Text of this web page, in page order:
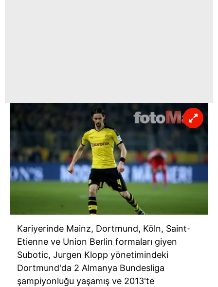
Kariyerinde Mainz, Dortmund, Köln, Saint-
Etienne ve Union Berlin formaları giyen
Subotic, Jurgen Klopp yönetimindeki
Dortmund'da 2 Almanya Bundesliga
şampiyonluğu yaşamış ve 2013'te